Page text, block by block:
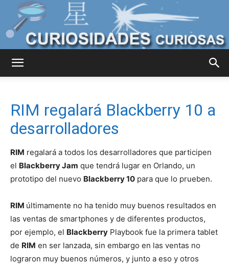
Curiosas
del
Mundo
RIM regalará Blackberry 10 a
desarrolladores
RIM regalará a todos los desarrolladores que participen
el Blackberry Jam que tendrá lugar en Orlando, un
prototipo del nuevo Blackberry 10 para que lo prueben.
RIM últimamente no ha tenido muy buenos resultados en
las ventas de smartphones y de diferentes productos,
por ejemplo, el Blackberry Playbook fue la primera tablet
de RIM en ser lanzada, sin embargo en las ventas no
lograron muy buenos números, y junto a eso y otros